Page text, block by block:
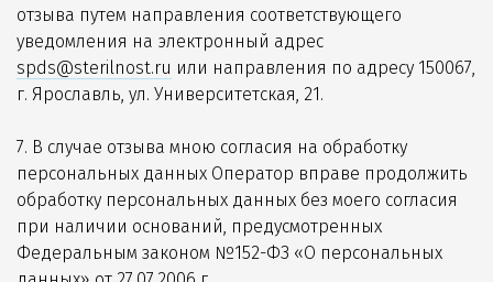
отзыва путем направления соответствующего
уведомления на электронный адрес
spds@sterilnost.ru или направления по адресу 150067,
г. Ярославль, ул. Университетская, 21.
7. В случае отзыва мною согласия на обработку
персональных данных Оператор вправе продолжить
обработку персональных данных без моего согласия
при наличии оснований, предусмотренных
Федеральным законом №152-ФЗ «О персональных